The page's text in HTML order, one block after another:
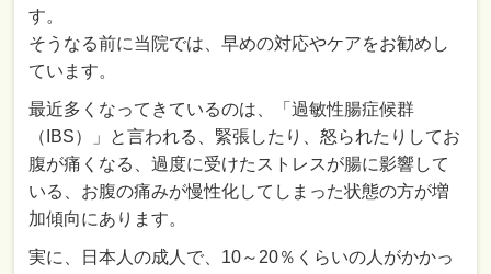
す。
そうなる前に当院では、早めの対応やケアをお勧めし
ています。
最近多くなってきているのは、「過敏性腸症候群
（IBS）」と言われる、緊張したり、怒られたりしてお
腹が痛くなる、過度に受けたストレスが腸に影響して
いる、お腹の痛みが慢性化してしまった状態の方が増
加傾向にあります。
実に、日本人の成人で、10～20％くらいの人がかかっ